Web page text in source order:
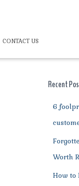
CONTACT US
Recent
6
Worth
How to